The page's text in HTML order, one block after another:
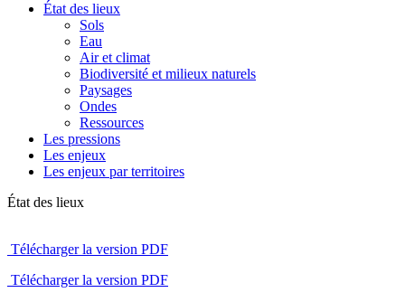
État des lieux
Sols
Eau
Air et climat
Biodiversité et milieux naturels
Paysages
Ondes
Ressources
Les pressions
Les enjeux
Les enjeux par territoires
État des lieux
Télécharger la version PDF
Télécharger la version PDF